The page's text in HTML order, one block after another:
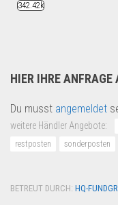
Handy und Smartphone
HIER IHRE ANFRAGE
Du musst angemeldet
weitere Händler Angebote:
restposten
sonderposten
BETREUT DURCH: HQ-
342.42k